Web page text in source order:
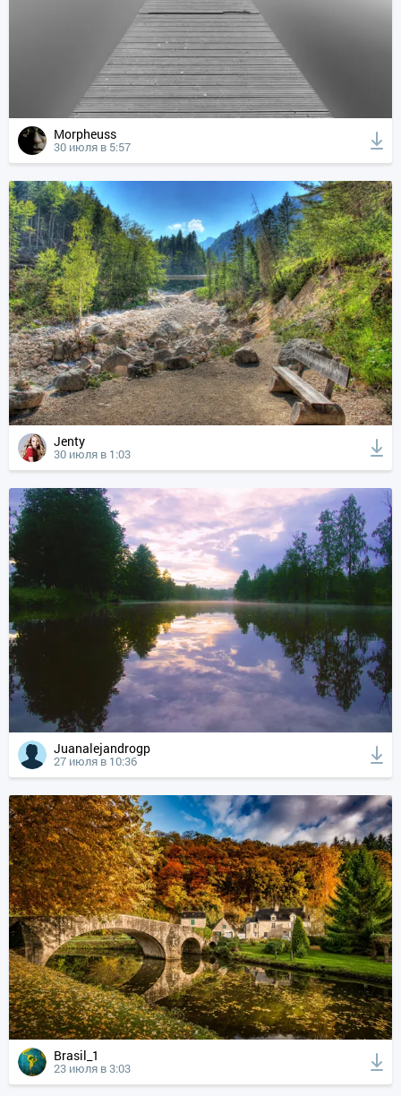
Morpheuss
30 июля в 5:57
Jenty
30 июля в 1:03
Juanalejandrogp
27 июля в 10:36
Brasil_1
23 июля в 3:03